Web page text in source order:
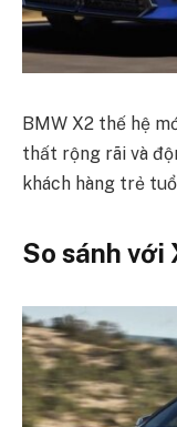
BMW X2 thế hệ
thất rộng rãi và
khách hàng trẻ
So sánh với